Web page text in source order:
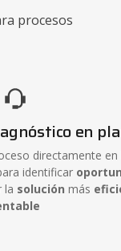
procesos
en
directamente en
identificar
la solución más